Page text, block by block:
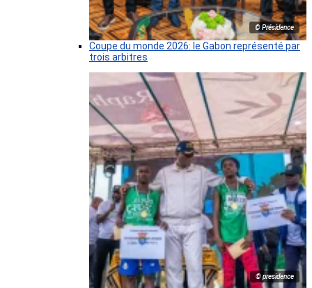
© Présidence
Coupe du monde 2026: le Gabon représenté par
trois arbitres
© presidence